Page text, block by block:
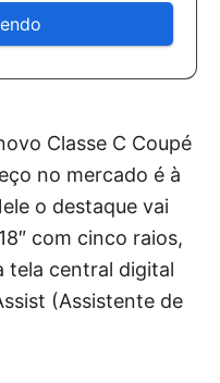
Classe C Coupé
no mercado é à
o destaque vai
com cinco raios,
tela central digital
(Assistente de